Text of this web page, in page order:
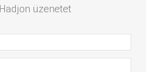
Hadjon üzenetet